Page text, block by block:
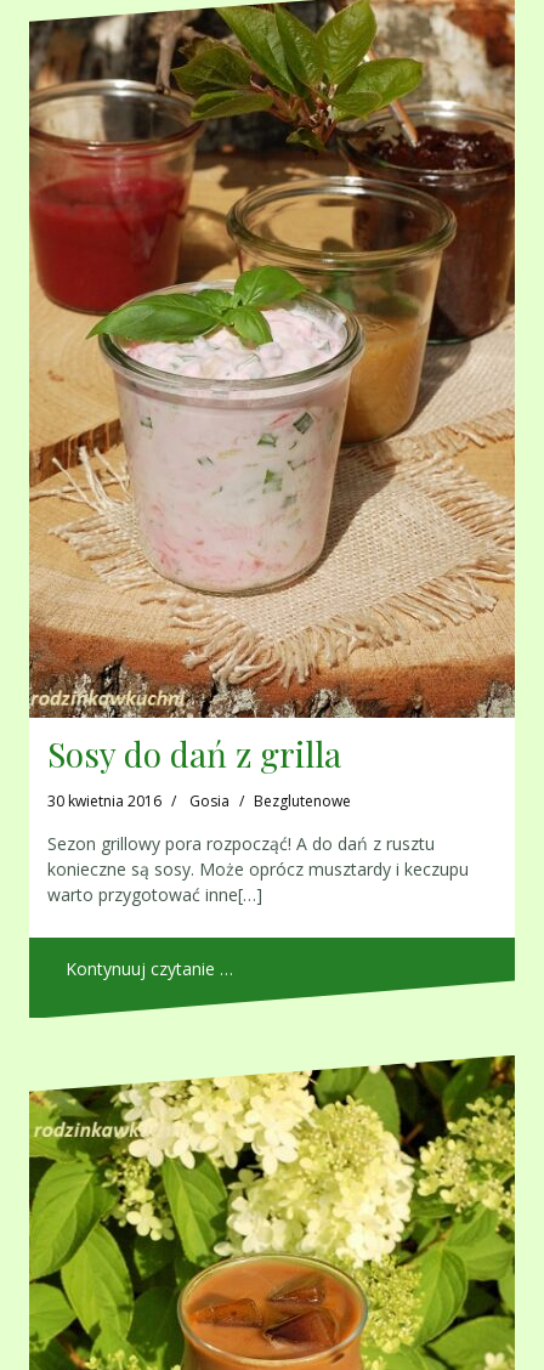
Sosy do dań z grilla
30 kwietnia 2016 Gosia Bezglutenowe
Sezon grillowy pora rozpocząć! A do dań z rusztu
konieczne są sosy. Może oprócz musztardy i keczupu
warto przygotować inne[…]
Kontynuuj czytanie …